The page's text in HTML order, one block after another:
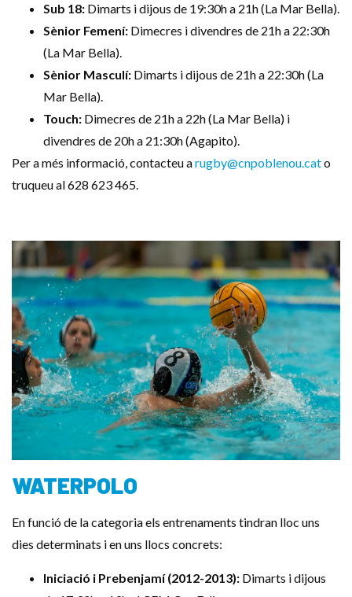
Sub 18: Dimarts i dijous de 19:30h a 21h (La Mar Bella).
Sènior Femení: Dimecres i divendres de 21h a 22:30h
(La Mar Bella).
Sènior Masculí: Dimarts i dijous de 21h a 22:30h (La
Mar Bella).
Touch: Dimecres de 21h a 22h (La Mar Bella) i
divendres de 20h a 21:30h (Agapito).
Per a més informació, contacteu arugby@cnpoblenou.cato
truqueu al 628 623 465.
WATERPOLO
En funció de la categoria els entrenaments tindran lloc uns
dies determinats i en uns llocs concrets:
Iniciació i Prebenjamí (2012-2013): Dimarts i dijous